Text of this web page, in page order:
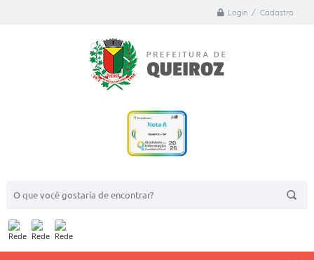
Login / Cadastro